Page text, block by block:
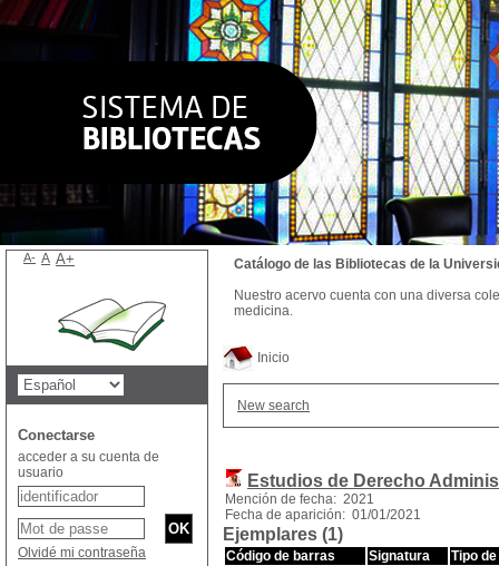
Inicio
New search
Estudios de Derecho
Mención de fecha: 2021
Fecha de aparición: 01/01/2021
Ejemplares (1)
Código de barras Signatura
Tipo
Catálogo de las Bibliotecas de la
Nuestro acervo cuenta con una diversa
medicina.
A- A A+
Conectarse
acceder a su cuenta de
usuario
Olvidé mi contraseña